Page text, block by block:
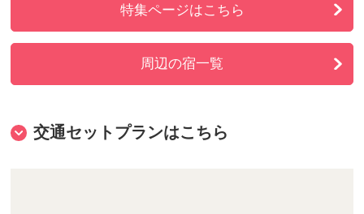
「勝連城跡」(うるま市)
湖水観賞舟で沖縄亜熱帯の自然を
楽しめる「ビオスの丘」(うるま
市)
エメラルドグリーンの海が楽しめ
る「伊計ビーチ」(うるま市)
特集ページはこちら
周辺の宿一覧
交通セットプランはこちら